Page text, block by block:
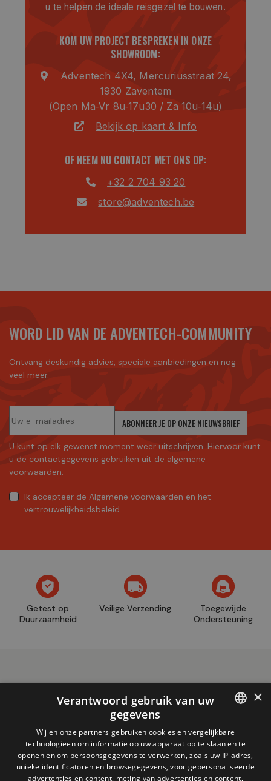
u te helpen de ideale reisgezel te bouwen.
KOM UW PROJECT BESPREKEN IN ONZE
SHOWROOM:
Adventech 4X4, Mercuriusstraat 24,
1930 Zaventem
(Open Ma‑Vr 8u‑17u30 / Za 10u‑14u)
Bekijk op kaart & Info
OF NEEM NU CONTACT MET ONS OP:
+32 2 704 93 20
store@adventech.be
WORD LID VAN DE ADVENTECH-COMMUNITY
Ontvang deskundig advies, speciale aanbiedingen en nog
veel meer.
ABONNEER JE OP ONZE NIEUWSBRIEF
U kunt op elk gewenst moment weer uitschrijven. Hiervoor kunt
u de contactgegevens gebruiken uit de algemene
voorwaarden.
Ik accepteer de Algemene voorwaarden en het
vertrouwelijkheidsbeleid
Getest op
Duurzaamheid
Veilige Verzending
Toegewijde
Ondersteuning
informatie
+32 (0)2 704 93 20
store@adventech.be
Mercuriusstraat 24 - 1930 Zaventem
FRENCH
×
Verantwoord gebruik van uw
gegevens
Wij en onze partners gebruiken cookies en vergelijkbare
technologieën om informatie op uw apparaat op te slaan en te
openen en om persoonsgegevens te verwerken, zoals uw IP-adres,
unieke identificatoren en browsegegevens, voor gepersonaliseerde
advertenties en content, meting van advertenties en content,